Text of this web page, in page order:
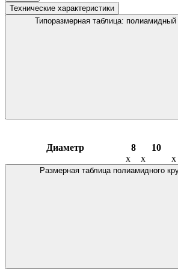
Технические характеристики
Типоразмерная таблица: полиамидный
Диаметр 8 10
х
х х
Размерная таблица полиамидного